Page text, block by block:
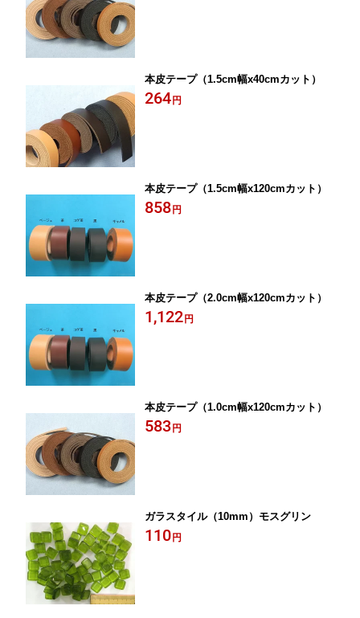
本皮テープ（1.5cm幅x40cmカット）
264円
本皮テープ（1.5cm幅x120cmカット）
858円
本皮テープ（2.0cm幅x120cmカット）
1,122円
本皮テープ（1.0cm幅x120cmカット）
583円
ガラスタイル（10mm）モスグリン
110円